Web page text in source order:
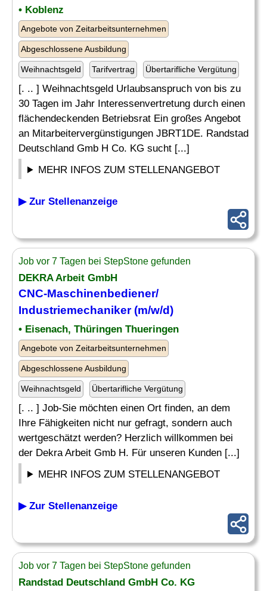
• Koblenz
Angebote von Zeitarbeitsunternehmen
Abgeschlossene Ausbildung
Weihnachtsgeld Tarifvertrag Übertarifliche Vergütung
[. .. ] Weihnachtsgeld Urlaubsanspruch von bis zu
30 Tagen im Jahr Interessenvertretung durch einen
flächendeckenden Betriebsrat Ein großes Angebot
an Mitarbeitervergünstigungen JBRT1DE. Randstad
Deutschland Gmb H Co. KG sucht [...]
MEHR INFOS ZUM STELLENANGEBOT
▶ Zur Stellenanzeige
Job vor 7 Tagen bei StepStone gefunden
DEKRA Arbeit GmbH
CNC-Maschinenbediener/
Industriemechaniker (m/w/d)
• Eisenach, Thüringen Thueringen
Angebote von Zeitarbeitsunternehmen
Abgeschlossene Ausbildung
Weihnachtsgeld Übertarifliche Vergütung
[. .. ] Job-Sie möchten einen Ort finden, an dem
Ihre Fähigkeiten nicht nur gefragt, sondern auch
wertgeschätzt werden? Herzlich willkommen bei
der Dekra Arbeit Gmb H. Für unseren Kunden [...]
MEHR INFOS ZUM STELLENANGEBOT
▶ Zur Stellenanzeige
Job vor 7 Tagen bei StepStone gefunden
Randstad Deutschland GmbH Co. KG